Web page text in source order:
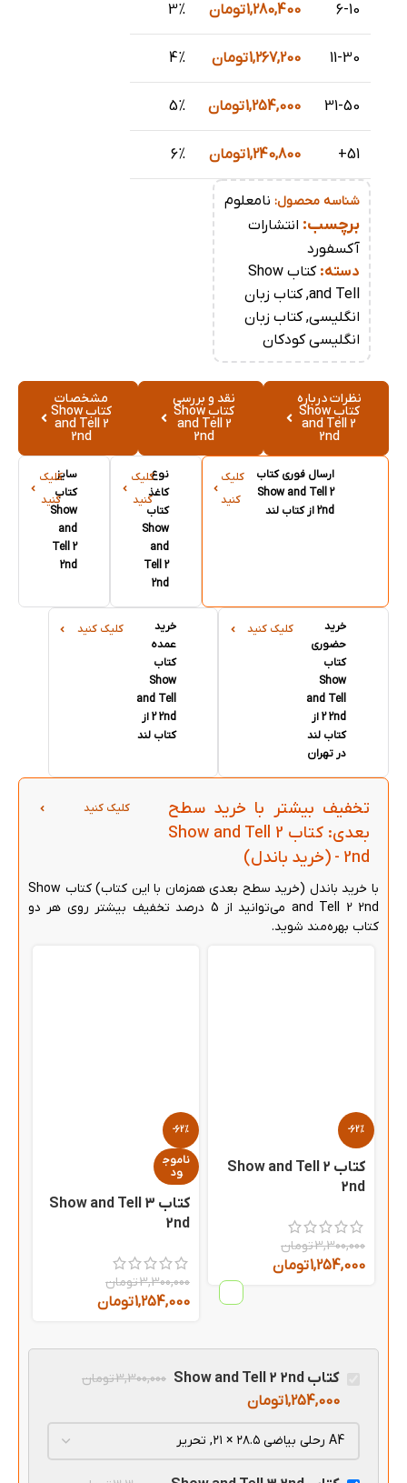
6-10
1,280,400تومان 3%
11-30
1,267,200تومان 4%
31-50
1,254,000تومان 5%
51+
1,240,800تومان 6%
دسته:
کتاب Show
and Tell
, کتاب زبان
انگلیسی, کتاب زبان
انگلیسی کودکان
برچسب: انتشارات
آکسفورد
شناسه محصول: نامعلوم
نظرات درباره
کتاب Show
and Tell 2
2nd
نقد و بررسی
کتاب Show
and Tell 2
2nd
مشخصات
کتاب Show
and Tell 2
2nd
ارسال فوری کتاب
Show and Tell 2
2nd از کتاب لند
کلیک
کنید
نوع
کاغذ
کتاب
Show
and
Tell 2
2nd
کلیک
کنید
سایز
کتاب
Show
and
Tell 2
2nd
کلیک
کنید
خرید
حضوری
کتاب
Show
and Tell
2 2nd از
کتاب لند
در تهران
کلیک کنید
خرید
عمده
کتاب
Show
and Tell
2 2nd از
کتاب لند
کلیک کنید
تخفیف بیشتر با خرید سطح
بعدی: کتاب Show and Tell 2
2nd - (خرید باندل)
کلیک کنید
با خرید باندل (خرید سطح بعدی همزمان با این کتاب) کتاب Show
and Tell 2 2nd می‌توانید از 5 درصد تخفیف بیشتر روی هر دو
کتاب بهره‌مند شوید.
-62%
کتاب Show and Tell 2
2nd
3,300,000تومان
1,254,000تومان
-62%
ناموج
ود
کتاب Show and Tell 3
2nd
3,300,000تومان
1,254,000تومان
کتاب Show and Tell 2 2nd 3,300,000تومان
1,254,000تومان